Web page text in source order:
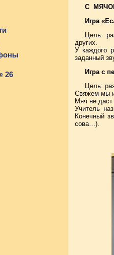
26
С
Игра
Цель:
других.
У каждого
заданный
Игра с
Цель:
Свяжем мы
Мяч не даст
Учитель
Конечный
сова…).